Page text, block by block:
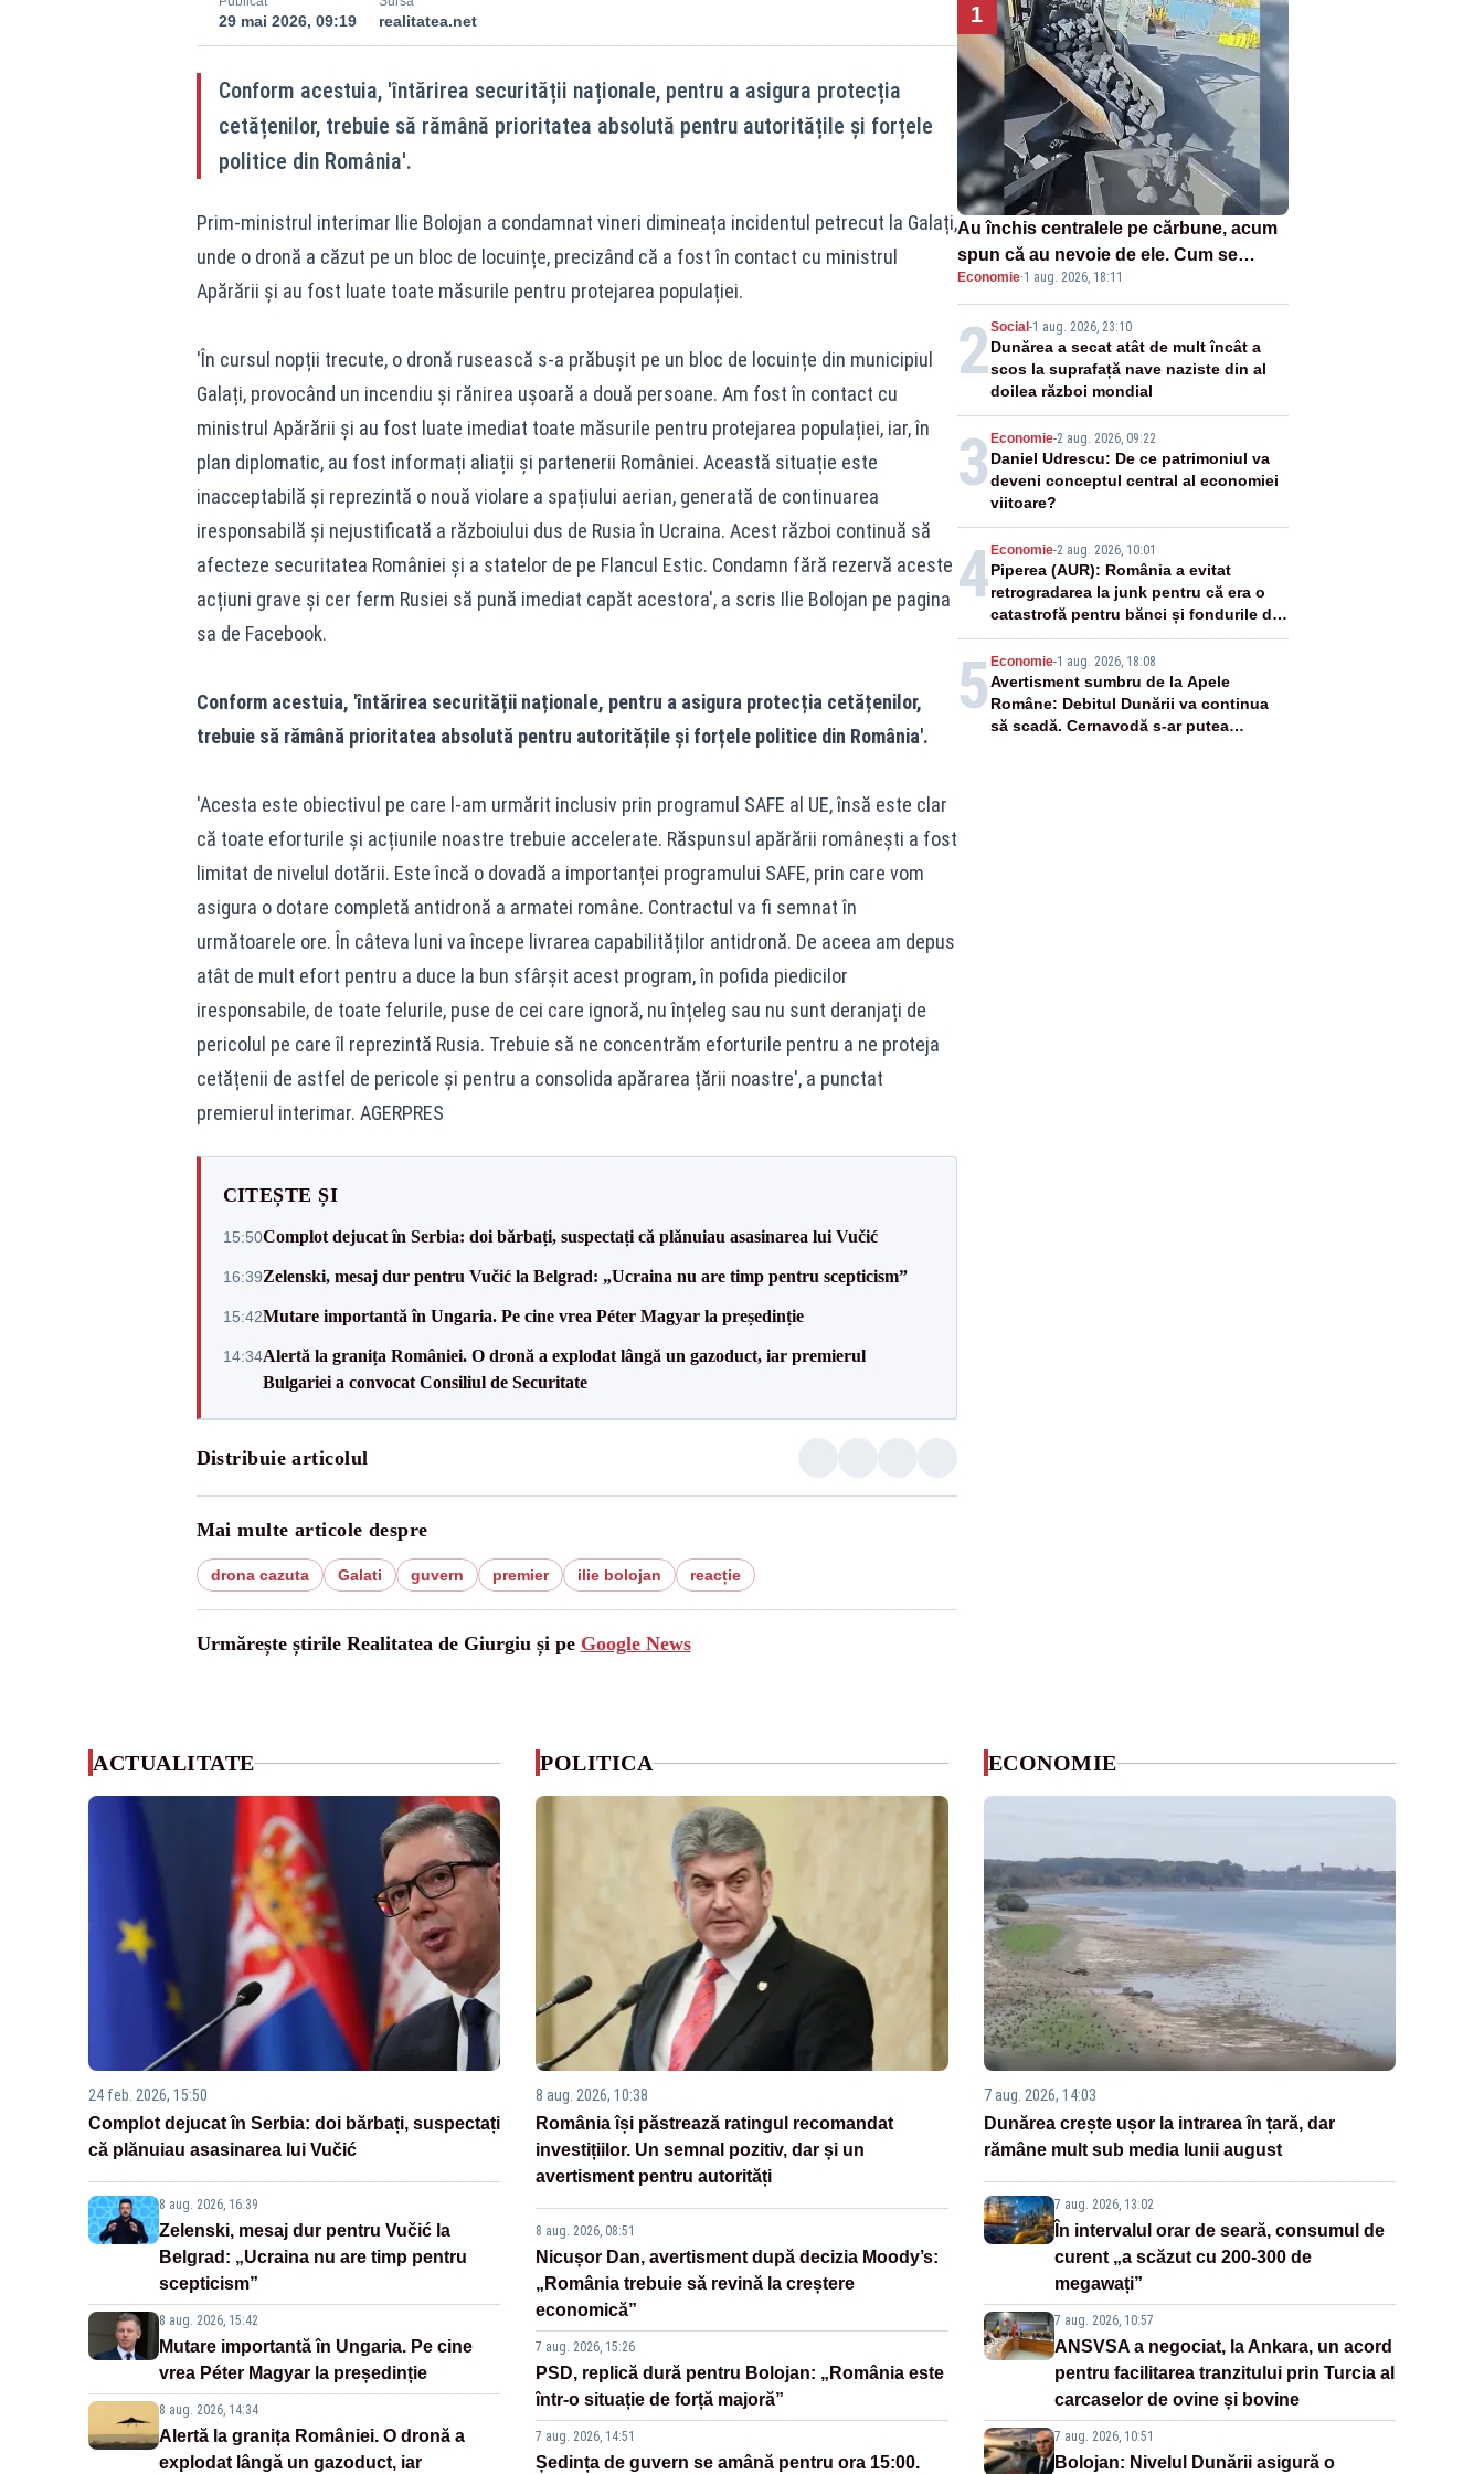
29 mai 2026, 09:19 realitatea.net
Conform acestuia, 'întărirea securității naționale, pentru a asigura protecția
cetățenilor, trebuie să rămână prioritatea absolută pentru autoritățile și forțele
politice din România'.
Prim-ministrul interimar Ilie Bolojan a condamnat vineri dimineața incidentul petrecut la Galați,
unde o dronă a căzut pe un bloc de locuințe, precizând că a fost în contact cu ministrul
Apărării și au fost luate toate măsurile pentru protejarea populației.
'În cursul nopții trecute, o dronă rusească s-a prăbușit pe un bloc de locuințe din municipiul
Galați, provocând un incendiu și rănirea ușoară a două persoane. Am fost în contact cu
ministrul Apărării și au fost luate imediat toate măsurile pentru protejarea populației, iar, în
plan diplomatic, au fost informați aliații și partenerii României. Această situație este
inacceptabilă și reprezintă o nouă violare a spațiului aerian, generată de continuarea
iresponsabilă și nejustificată a războiului dus de Rusia în Ucraina. Acest război continuă să
afecteze securitatea României și a statelor de pe Flancul Estic. Condamn fără rezervă aceste
acțiuni grave și cer ferm Rusiei să pună imediat capăt acestora', a scris Ilie Bolojan pe pagina
sa de Facebook.
Conform acestuia, 'întărirea securității naționale, pentru a asigura protecția cetățenilor,
trebuie să rămână prioritatea absolută pentru autoritățile și forțele politice din România'.
'Acesta este obiectivul pe care l-am urmărit inclusiv prin programul SAFE al UE, însă este clar
că toate eforturile și acțiunile noastre trebuie accelerate. Răspunsul apărării românești a fost
limitat de nivelul dotării. Este încă o dovadă a importanței programului SAFE, prin care vom
asigura o dotare completă antidronă a armatei române. Contractul va fi semnat în
următoarele ore. În câteva luni va începe livrarea capabilităților antidronă. De aceea am depus
atât de mult efort pentru a duce la bun sfârșit acest program, în pofida piedicilor
iresponsabile, de toate felurile, puse de cei care ignoră, nu înțeleg sau nu sunt deranjați de
pericolul pe care îl reprezintă Rusia. Trebuie să ne concentrăm eforturile pentru a ne proteja
cetățenii de astfel de pericole și pentru a consolida apărarea țării noastre', a punctat
premierul interimar. AGERPRES
CITEȘTE ȘI
15:50Complot dejucat în Serbia: doi bărbați, suspectați că plănuiau asasinarea lui Vučić
16:39Zelenski, mesaj dur pentru Vučić la Belgrad: „Ucraina nu are timp pentru scepticism”
15:42Mutare importantă în Ungaria. Pe cine vrea Péter Magyar la președinție
14:34Alertă la granița României. O dronă a explodat lângă un gazoduct, iar premierul
Bulgariei a convocat Consiliul de Securitate
Distribuie articolul
Mai multe articole despre
drona cazuta Galati guvern premier ilie bolojan reacție
Urmărește știrile Realitatea de Giurgiu și pe Google News
1
Au închis centralele pe cărbune, acum
spun că au nevoie de ele. Cum se
pasează vina în plină criză energetică
Economie·1 aug. 2026, 18:11
2Social -1 aug. 2026, 23:10
Dunărea a secat atât de mult încât a
scos la suprafață nave naziste din al
doilea război mondial
3 Economie-2 aug. 2026, 09:22
Daniel Udrescu: De ce patrimoniul va
deveni conceptul central al economiei
viitoare?
4 Economie-2 aug. 2026, 10:01
Piperea (AUR): România a evitat
retrogradarea la junk pentru că era o
catastrofă pentru bănci și fondurile de
pensii
5 Economie-1 aug. 2026, 18:08
Avertisment sumbru de la Apele
Române: Debitul Dunării va continua
să scadă. Cernavodă s-ar putea
ACTUALITATE
24 feb. 2026, 15:50
Complot dejucat în Serbia: doi bărbați, suspectați
că plănuiau asasinarea lui Vučić
8 aug. 2026, 16:39
Zelenski, mesaj dur pentru Vučić la
Belgrad: „Ucraina nu are timp pentru
scepticism”
8 aug. 2026, 15:42
Mutare importantă în Ungaria. Pe cine
vrea Péter Magyar la președinție
8 aug. 2026, 14:34
Alertă la granița României. O dronă a
explodat lângă un gazoduct, iar
POLITICA
8 aug. 2026, 10:38
România își păstrează ratingul recomandat
investițiilor. Un semnal pozitiv, dar și un
avertisment pentru autorități
8 aug. 2026, 08:51
Nicușor Dan, avertisment după decizia Moody’s:
„România trebuie să revină la creștere
economică”
7 aug. 2026, 15:26
PSD, replică dură pentru Bolojan: „România este
într-o situație de forță majoră”
7 aug. 2026, 14:51
Ședința de guvern se amână pentru ora 15:00.
ECONOMIE
7 aug. 2026, 14:03
Dunărea crește ușor la intrarea în țară, dar
rămâne mult sub media lunii august
7 aug. 2026, 13:02
În intervalul orar de seară, consumul de
curent „a scăzut cu 200-300 de
megawați”
7 aug. 2026, 10:57
ANSVSA a negociat, la Ankara, un acord
pentru facilitarea tranzitului prin Turcia al
carcaselor de ovine și bovine
7 aug. 2026, 10:51
Bolojan: Nivelul Dunării asigură o